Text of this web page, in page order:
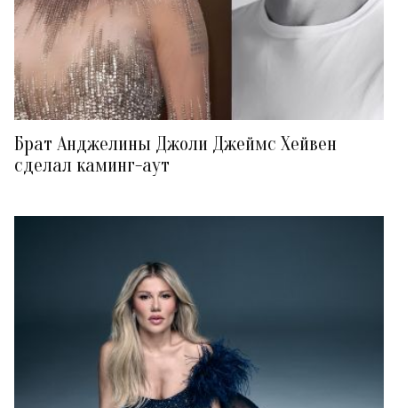
Брат Анджелины Джоли Джеймс Хейвен
сделал каминг-аут